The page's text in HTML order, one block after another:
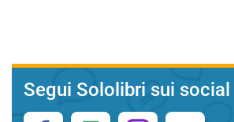
Segui Sololibri sui social